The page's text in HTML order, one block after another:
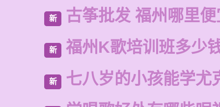
新 古筝批发 福州哪里
新 福州K歌培训班多少
新 七八岁的小孩能学尤